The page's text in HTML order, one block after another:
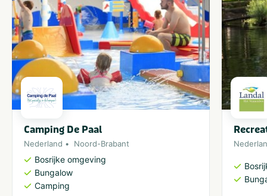
Camping De Paal
Nederland Noord-Brabant
Bosrijke omgeving
Bungalow
Camping